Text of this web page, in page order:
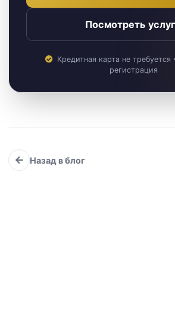
Посмотреть
Кредитная карта не требуется
регистрация
Назад в блог